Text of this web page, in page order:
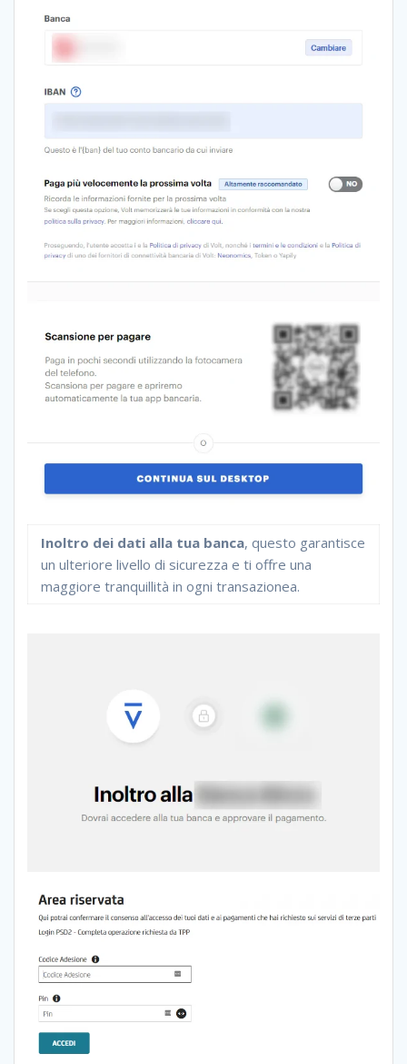
Inoltro dei dati alla tua banca, questo garantisce
un ulteriore livello di sicurezza e ti offre una
maggiore tranquillità in ogni transazionea.